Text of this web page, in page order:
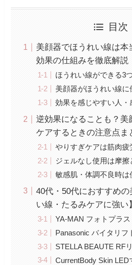
目次
美顔器でほうれい線は本
効果の仕組みを徹底解説
ほうれい線ができる3
美顔器がほうれい線に
効果を感じやすい人
逆効果になることも？美
ケアするときの注意点ま
やりすぎケアは筋肉疲
ジェルなし使用は摩
敏感肌・体調不良時は
40代・50代におすすめ
い線・たるみケアに強い】
YA-MAN フォトプラ
Panasonic バイタリフ
STELLA BEAUTE RF
CurrentBody Skin LED